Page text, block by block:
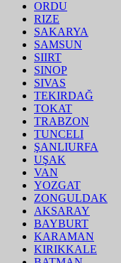
ORDU
RIZE
SAKARYA
SAMSUN
SIIRT
SINOP
SIVAS
TEKIRDAĞ
TOKAT
TRABZON
TUNCELI
ŞANLIURFA
UŞAK
VAN
YOZGAT
ZONGULDAK
AKSARAY
BAYBURT
KARAMAN
KIRIKKALE